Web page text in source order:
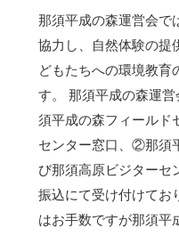
那須平成の森運営会で
協力し、自然体験の提
どもたちへの環境教育
す。 那須平成の森運
須平成の森フィールド
センター窓口、②那須
び那須高原ビジター
振込にて受け付けてお
はお手数ですが那須平